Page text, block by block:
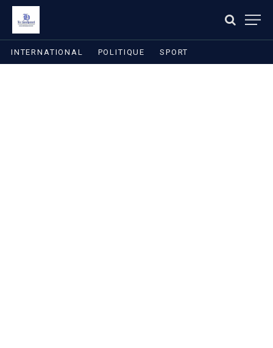
INTERNATIONAL POLITIQUE SPORT